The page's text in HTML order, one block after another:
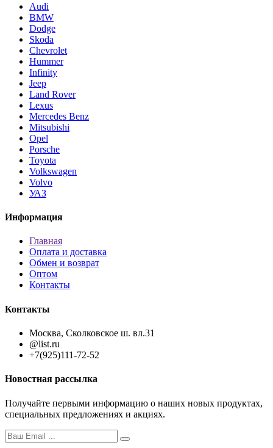
Audi
BMW
Dodge
Skoda
Chevrolet
Hummer
Infinity
Jeep
Land Rover
Lexus
Mercedes Benz
Mitsubishi
Opel
Porsche
Toyota
Volkswagen
Volvo
УАЗ
Информация
Главная
Оплата и доставка
Обмен и возврат
Оптом
Контакты
Контакты
Москва, Сколковское ш. вл.31
@list.ru
+7(925)111-72-52
Новостная рассылка
Получайте первыми информацию о наших новых продуктах,
специальных предложениях и акциях.